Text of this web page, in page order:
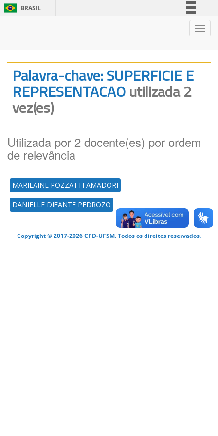
BRASIL
Legislação
Canais
Palavra-chave: SUPERFICIE E
REPRESENTACAOutilizada 2
vez(es)
Utilizada por 2 docente(es) por ordem
de relevância
MARILAINE POZZATTI AMADORI
DANIELLE DIFANTE PEDROZO
Copyright © 2017-2026 CPD-UFSM. Todos os direitos reservados.